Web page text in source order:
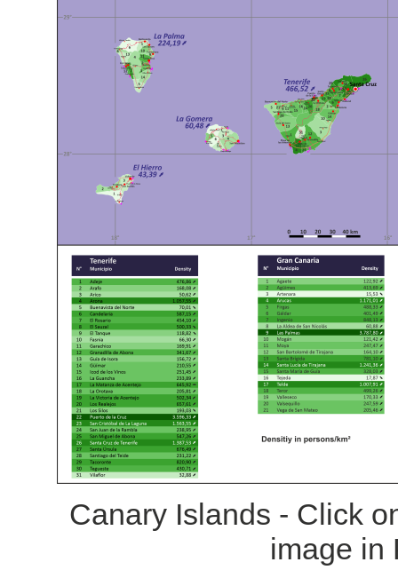
Canary Islands - Click
image in